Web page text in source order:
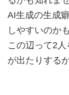
AI生成の生成
しやすいのか
この辺って2
が出たりする